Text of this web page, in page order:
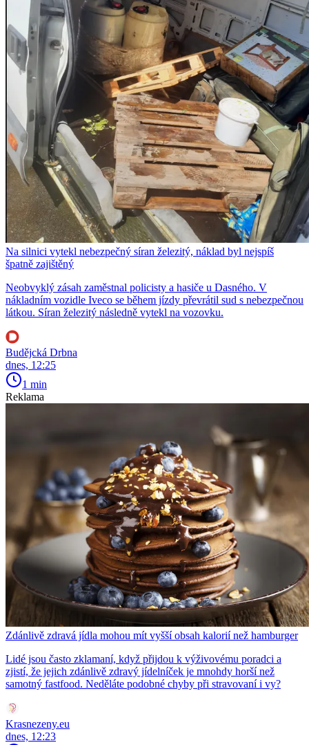
Na silnici vytekl nebezpečný síran železitý, náklad byl nejspíš
špatně zajištěný
Neobvyklý zásah zaměstnal policisty a hasiče u Dasného. V
nákladním vozidle Iveco se během jízdy převrátil sud s nebezpečnou
látkou. Síran železitý následně vytekl na vozovku.
Budějcká Drbna
dnes, 12:25
1 min
Reklama
Zdánlivě zdravá jídla mohou mít vyšší obsah kalorií než hamburger
Lidé jsou často zklamaní, když přijdou k výživovému poradci a
zjistí, že jejich zdánlivě zdravý jídelníček je mnohdy horší než
samotný fastfood. Neděláte podobné chyby při stravovaní i vy?
Krasnezeny.eu
dnes, 12:23